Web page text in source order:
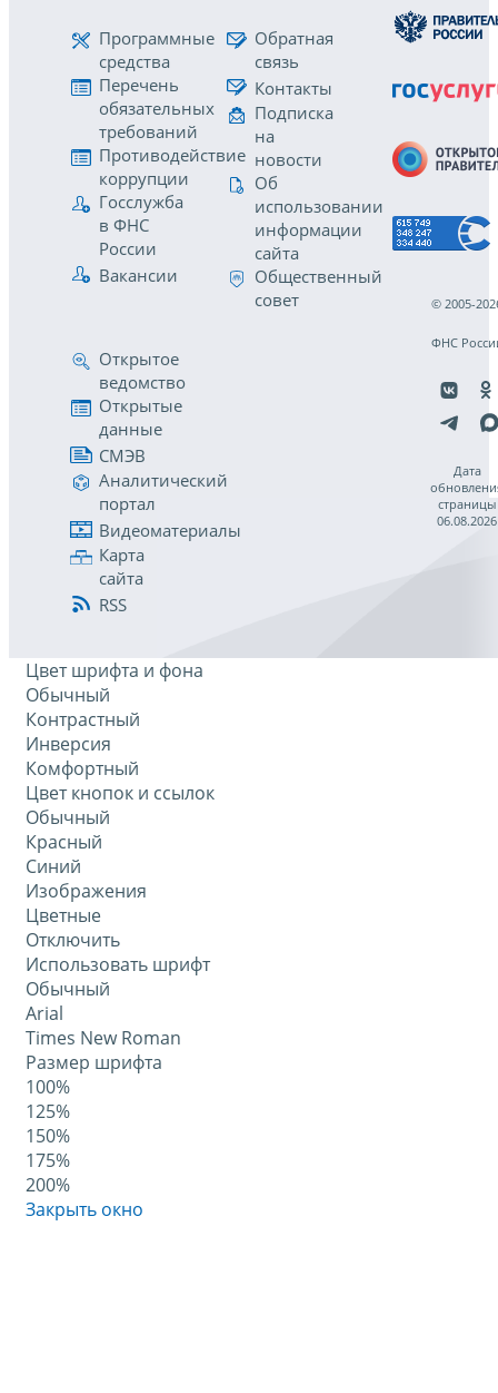
Программные
средства
Перечень
обязательных
требований
Противодействие
коррупции
Госслужба
в ФНС
России
Вакансии
Обратная
связь
Контакты
Подписка
на
новости
Об
использовании
информации
сайта
Общественный
совет
Открытое
ведомство
Открытые
данные
СМЭВ
Аналитический
портал
Видеоматериалы
Карта
сайта
RSS
© 2005-
ФНС
Дата
страницы
06.08.2026
Цвет шрифта и фона
Обычный
Контрастный
Инверсия
Комфортный
Цвет кнопок и ссылок
Обычный
Красный
Синий
Изображения
Цветные
Отключить
Использовать шрифт
Обычный
Arial
Times New Roman
Размер шрифта
100%
125%
150%
175%
200%
Закрыть окно